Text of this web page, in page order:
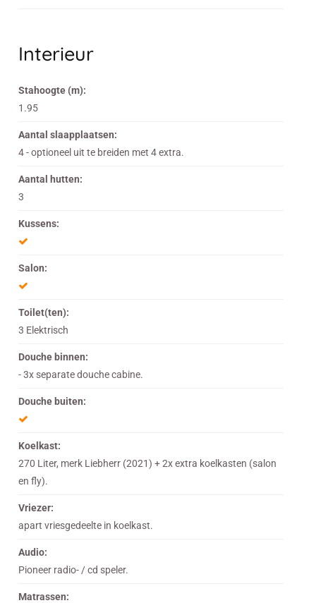
Interieur
Stahoogte (m):
1.95
Aantal slaapplaatsen:
4 - optioneel uit te breiden met 4 extra.
Aantal hutten:
3
Kussens:
Salon:
Toilet(ten):
3 Elektrisch
Douche binnen:
- 3x separate douche cabine.
Douche buiten:
Koelkast:
270 Liter, merk Liebherr (2021) + 2x extra koelkasten (salon
en fly).
Vriezer:
apart vriesgedeelte in koelkast.
Audio:
Pioneer radio- / cd speler.
Matrassen: